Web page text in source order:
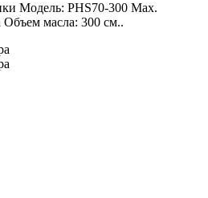
Модель: PHS70-300 Max.
масла: 300 см..